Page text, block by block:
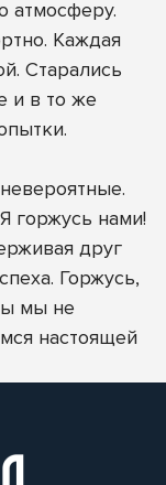
атмосферу.
Каждая
Старались
и в то же
горжусь нами!
друг
Горжусь,
мы не
настоящей